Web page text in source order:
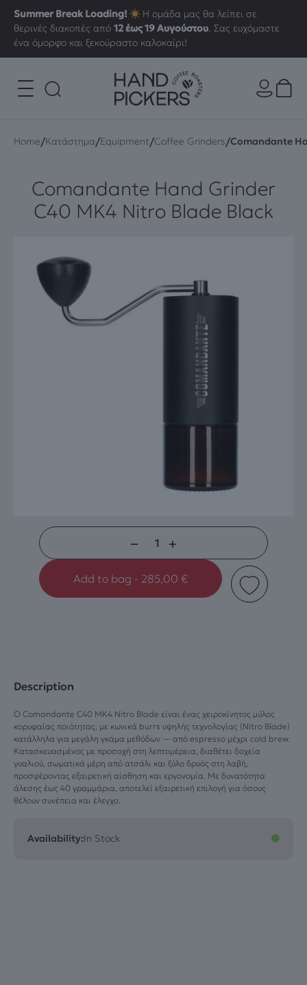
Summer Break Loading!
Η ομάδα μας θα λείπει σε
θερινές διακοπές από12 έως 19 Αυγούστου. Σας ευχόμαστε
ένα όμορφο και ξεκούραστο καλοκαίρι!
Home/Κατάστημα/Equipment/Coffee Grinders/Comandante
Description
Ο Comandante C40 MK4 Nitro Blade είναι ένας χειροκίνητος μύλος
κορυφαίας ποιότητας, με κωνικά burrs υψηλής τεχνολογίας (Nitro Blade)
κατάλληλα για μεγάλη γκάμα μεθόδων — από espresso μέχρι cold brew.
Κατασκευασμένος με προσοχή στη λεπτομέρεια, διαθέτει δοχεία
γυαλιού, σωματικά μέρη από ατσάλι και ξύλο δρυός στη λαβή,
προσφέροντας εξαιρετική αίσθηση και εργονομία. Με δυνατότητα
άλεσης έως 40 γραμμάρια, αποτελεί εξαιρετική επιλογή για όσους
θέλουν συνέπεια και έλεγχο.
Comandante Hand Grinder
C40 MK4 Nitro Blade Black
Comandante
Grinder
C40
Add to bag - 285,00 €
Availability:In Stock